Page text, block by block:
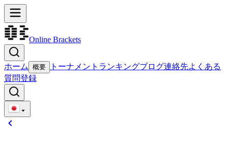
Online Brackets
ホーム 概要 トーナメント ランキングブログ連絡先よくある
質問登録